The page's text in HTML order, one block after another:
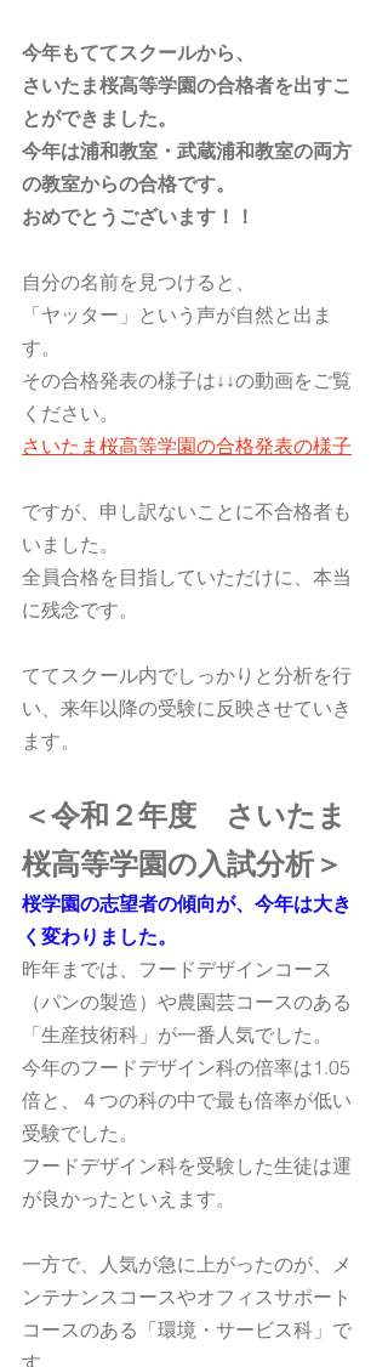
今年もててスクールから、
さいたま桜高等学園の合格者を出すこ
とができました。
今年は浦和教室・武蔵浦和教室の両方
の教室からの合格です。
おめでとうございます！！
自分の名前を見つけると、
「ヤッター」という声が自然と出ま
す。
その合格発表の様子は↓↓の動画をご覧
ください。
さいたま桜高等学園の合格発表の様子
ですが、申し訳ないことに不合格者も
いました。
全員合格を目指していただけに、本当
に残念です。
ててスクール内でしっかりと分析を行
い、来年以降の受験に反映させていき
ます。
＜令和２年度　さいたま
桜高等学園の入試分析＞
桜学園の志望者の傾向が、今年は大き
く変わりました。
昨年までは、フードデザインコース
（パンの製造）や農園芸コースのある
「生産技術科」が一番人気でした。
今年のフードデザイン科の倍率は1.05
倍と、４つの科の中で最も倍率が低い
受験でした。
フードデザイン科を受験した生徒は運
が良かったといえます。
一方で、人気が急に上がったのが、メ
ンテナンスコースやオフィスサポート
コースのある「環境・サービス科」で
す。